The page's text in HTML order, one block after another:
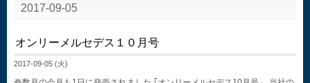
2017-09-05
オンリーメルセデス１０月号
2017-09-05 (火)